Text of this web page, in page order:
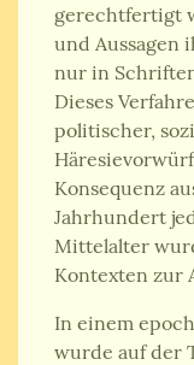
gerechtfertigt
und Aussagen
nur in
Dieses
politischer,
Konsequenz
Jahrhundert
Mittelalter
Kontexten zur
In einem
wurde auf der